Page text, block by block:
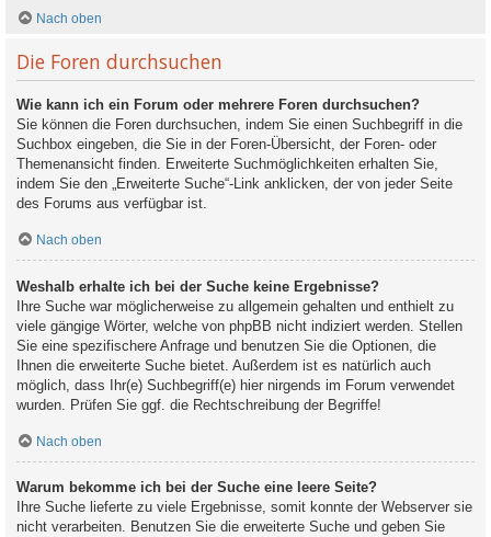
Nach oben
Die Foren durchsuchen
Wie kann ich ein Forum oder mehrere Foren durchsuchen?
Sie können die Foren durchsuchen, indem Sie einen Suchbegriff in die
Suchbox eingeben, die Sie in der Foren-Übersicht, der Foren- oder
Themenansicht finden. Erweiterte Suchmöglichkeiten erhalten Sie,
indem Sie den „Erweiterte Suche“-Link anklicken, der von jeder Seite
des Forums aus verfügbar ist.
Nach oben
Weshalb erhalte ich bei der Suche keine Ergebnisse?
Ihre Suche war möglicherweise zu allgemein gehalten und enthielt zu
viele gängige Wörter, welche von phpBB nicht indiziert werden. Stellen
Sie eine spezifischere Anfrage und benutzen Sie die Optionen, die
Ihnen die erweiterte Suche bietet. Außerdem ist es natürlich auch
möglich, dass Ihr(e) Suchbegriff(e) hier nirgends im Forum verwendet
wurden. Prüfen Sie ggf. die Rechtschreibung der Begriffe!
Nach oben
Warum bekomme ich bei der Suche eine leere Seite?
Ihre Suche lieferte zu viele Ergebnisse, somit konnte der Webserver sie
nicht verarbeiten. Benutzen Sie die erweiterte Suche und geben Sie